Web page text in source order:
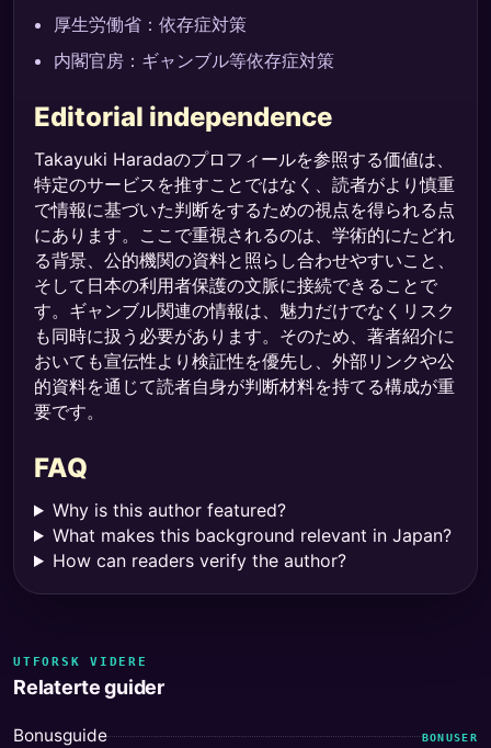
厚生労働省：依存症対策
内閣官房：ギャンブル等依存症対策
Editorial independence
Takayuki Haradaのプロフィールを参照する価値は、
特定のサービスを推すことではなく、読者がより慎重
で情報に基づいた判断をするための視点を得られる点
にあります。ここで重視されるのは、学術的にたどれ
る背景、公的機関の資料と照らし合わせやすいこと、
そして日本の利用者保護の文脈に接続できることで
す。ギャンブル関連の情報は、魅力だけでなくリスク
も同時に扱う必要があります。そのため、著者紹介に
おいても宣伝性より検証性を優先し、外部リンクや公
的資料を通じて読者自身が判断材料を持てる構成が重
要です。
FAQ
Why is this author featured?
What makes this background relevant in Japan?
How can readers verify the author?
UTFORSK VIDERE
Relaterte guider
Bonusguide BONUSER